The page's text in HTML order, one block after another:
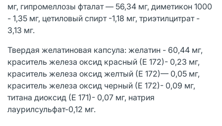
мг, гипромеллозы фталат — 56,34 мг, диметикон 1000
- 1,35 мг, цетиловый спирт -1,18 мг, триэтилцитрат -
3,13 мг.
Твердая желатиновая капсула: желатин - 60,44 мг,
краситель железа оксид красный (Е 172)- 0,23 мг,
краситель железа оксид желтый (Е 172)— 0,05 мг,
краситель железа оксид черный (Е 172)- 0,09 мг,
титана диоксид (Е 171)- 0,07 мг, натрия
лаурилсульфат-0,12 мг.